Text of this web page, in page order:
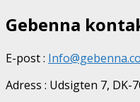
Gebenna
E-post :
Adress : Udsigten 7, DK-